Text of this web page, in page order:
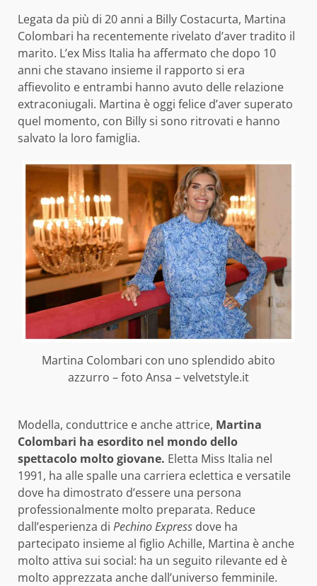
Legata da più di 20 anni a Billy Costacurta, Martina
Colombari ha recentemente rivelato d’aver tradito il
marito. L’ex Miss Italia ha affermato che dopo 10
anni che stavano insieme il rapporto si era
affievolito e entrambi hanno avuto delle relazione
extraconiugali. Martina è oggi felice d’aver superato
quel momento, con Billy si sono ritrovati e hanno
salvato la loro famiglia.
Martina Colombari con uno splendido abito
azzurro – foto Ansa – velvetstyle.it
Modella, conduttrice e anche attrice, Martina
Colombari ha esordito nel mondo dello
spettacolo molto giovane. Eletta Miss Italia nel
1991, ha alle spalle una carriera eclettica e versatile
dove ha dimostrato d’essere una persona
professionalmente molto preparata. Reduce
dall’esperienza di Pechino Express dove ha
partecipato insieme al figlio Achille, Martina è anche
molto attiva sui social: ha un seguito rilevante ed è
molto apprezzata anche dall’universo femminile.